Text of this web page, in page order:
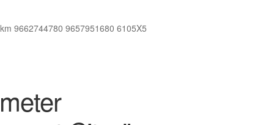
9662744780 9657951680 6105X5